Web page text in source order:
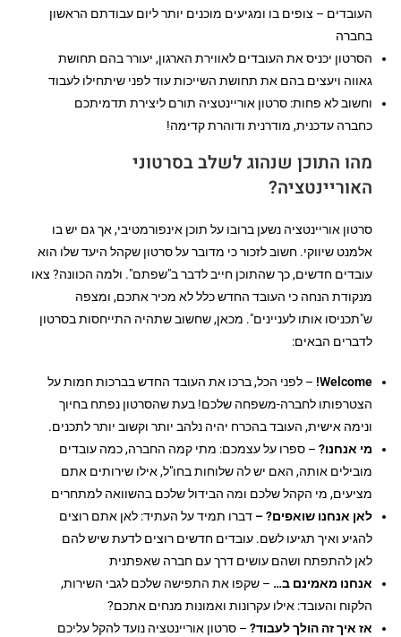
העובדים – צופים בו ומגיעים מוכנים יותר ליום עבודתם הראשון
בחברה
הסרטון יכניס את העובדים לאווירת הארגון, יעורר בהם תחושת
גאווה ויעצים בהם את תחושת השייכות עוד לפני שיתחילו לעבוד
וחשוב לא פחות: סרטון אוריינטציה תורם ליצירת תדמיתכם
כחברה עדכנית, מודרנית ודוהרת קדימה!
מהו התוכן שנהוג לשלב בסרטוני
האוריינטציה?
סרטון אוריינטציה נשען ברובו על תוכן אינפורמטיבי, אך גם יש בו
אלמנט שיווקי. חשוב לזכור כי מדובר על סרטון שקהל היעד שלו הוא
עובדים חדשים, כך שהתוכן חייב לדבר ב"שפתם". ולמה הכוונה? צאו
מנקודת הנחה כי העובד החדש כלל לא מכיר אתכם, ומצפה
ש"תכניסו אותו לעניינים". מכאן, שחשוב שתהיה התייחסות בסרטון
לדברים הבאים:
Welcome! – לפני הכל, ברכו את העובד החדש בברכות חמות על
הצטרפותו לחברה-משפחה שלכם! בעת שהסרטון נפתח בחיוך
ונימה אישית, העובד בהכרח יהיה נלהב יותר וקשוב יותר לתכנים.
מי אנחנו? – ספרו על עצמכם: מתי קמה החברה, כמה עובדים
מובילים אותה, האם יש לה שלוחות בחו"ל, אילו שירותים אתם
מציעים, מי הקהל שלכם ומה הבידול שלכם בהשוואה למתחרים
לאן אנחנו שואפים? – דברו תמיד על העתיד: לאן אתם רוצים
להגיע ואיך תגיעו לשם. עובדים חדשים רוצים לדעת שיש להם
לאן להתפתח ושהם עושים דרך עם חברה שאפתנית
אנחנו מאמינם ב… – שקפו את התפישה שלכם לגבי השירות,
הלקוח והעובד: אילו עקרונות ואמונות מנחים אתכם?
אז איך זה הולך לעבוד? – סרטון אוריינטציה נועד להקל עליכם